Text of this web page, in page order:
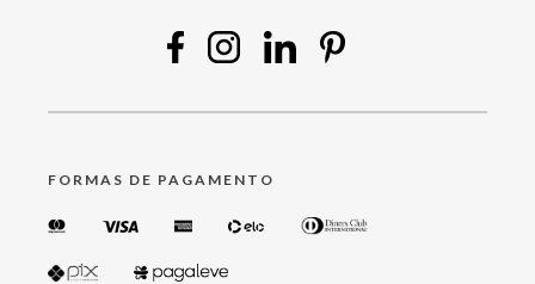
FORMAS DE PAGAMENTO